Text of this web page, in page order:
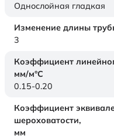
Однослойная гладкая
Изменение длины
3
Коэффициент
мм/м°С
0.15-0.20
Коэффициент
шероховатости,
мм